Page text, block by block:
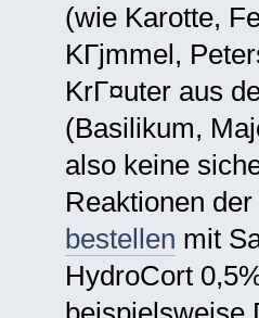
(wie Karotte,
KГјmmel,
KrГ¤uter aus
(Basilikum,
also keine
Reaktionen
bestellen mit
HydroCort